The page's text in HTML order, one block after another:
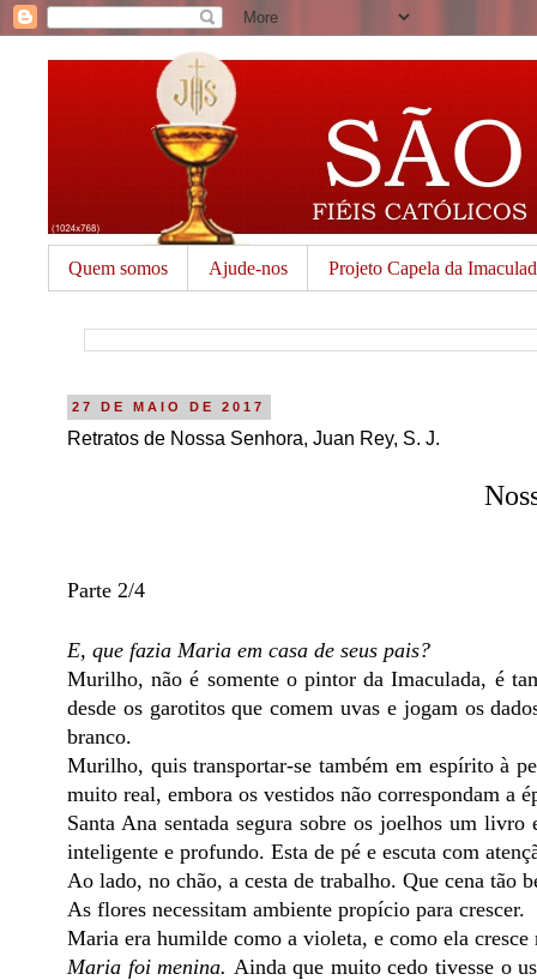
Quem somos Ajude-nos Projeto Capela da
27 DE MAIO DE 2017
Retratos de Nossa Senhora, Juan Rey, S. J.
Parte 2/4
E, que fazia Maria em casa de seus pais?
Murilho, não é somente o pintor da Imaculada, é
desde os garotitos que comem uvas e jogam os
branco.
Murilho, quis transportar-se também em espírito à
muito real, embora os vestidos não correspondam a
Santa Ana sentada segura sobre os joelhos um
inteligente e profundo. Esta de pé e escuta com
Ao lado, no chão, a cesta de trabalho. Que cena tão
As flores necessitam ambiente propício para crescer.
Maria era humilde como a violeta, e como ela cresce
Maria foi menina. Ainda que muito cedo tivesse o